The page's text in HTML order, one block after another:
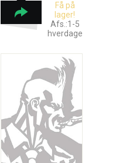
Få på
lager!
Afs.:1-5
hverdage